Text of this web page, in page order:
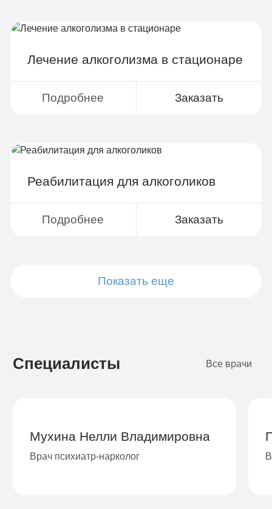
Лечение алкоголизма в стационаре
Подробнее Заказать
Реабилитация для алкоголиков
Подробнее Заказать
Показать еще
Специалисты Все врачи
Мухина Нелли Владимировна
Врач психиатр-нарколог